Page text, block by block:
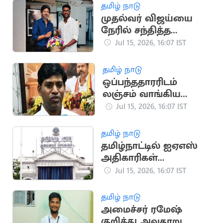
தமிழ் நாடு
முதல்வர் விஜய்யை
நேரில் சந்தித்த
கிரிக்கெட் வீரர் சாய்
Jul 15, 2026, 16:07 IST
தமிழ் நாடு
ஒப்பந்ததாரரிடம்
லஞ்சம் வாங்கிய
தவெக ஊராட்சித்
Jul 15, 2026, 16:07 IST
தமிழ் நாடு
தமிழ்நாட்டில் ஐஏஎஸ்
அதிகாரிகள்
இடமாற்றம்: புதிய
Jul 15, 2026, 16:07 IST
தமிழ் நாடு
அமைச்சர் ரமேஷ்